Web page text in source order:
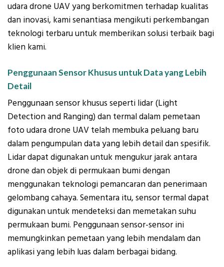
udara drone UAV yang berkomitmen terhadap kualitas
dan inovasi, kami senantiasa mengikuti perkembangan
teknologi terbaru untuk memberikan solusi terbaik bagi
klien kami.
Penggunaan Sensor Khusus untuk Data yang Lebih
Detail
Penggunaan sensor khusus seperti lidar (Light
Detection and Ranging) dan termal dalam pemetaan
foto udara drone UAV telah membuka peluang baru
dalam pengumpulan data yang lebih detail dan spesifik.
Lidar dapat digunakan untuk mengukur jarak antara
drone dan objek di permukaan bumi dengan
menggunakan teknologi pemancaran dan penerimaan
gelombang cahaya. Sementara itu, sensor termal dapat
digunakan untuk mendeteksi dan memetakan suhu
permukaan bumi. Penggunaan sensor-sensor ini
memungkinkan pemetaan yang lebih mendalam dan
aplikasi yang lebih luas dalam berbagai bidang.